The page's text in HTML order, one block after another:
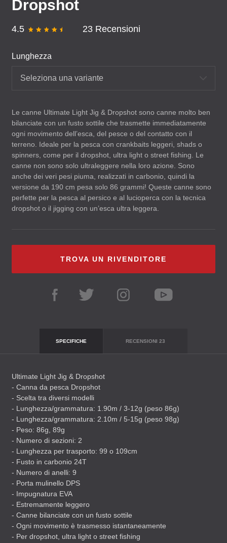
Dropshot
4.5 23 Recensioni
Lunghezza
Seleziona una variante
Le canne Ultimate Light Jig & Dropshot sono canne molto ben
bilanciate con un fusto sottile che trasmette immediatamente
ogni movimento dell’esca, del pesce o del contatto con il
terreno. Ideale per la pesca con crankbaits leggeri, shads o
spinners, come per il dropshot, ultra light o street fishing. Le
canne non sono solo ultraleggere nella loro azione. Sono
anche dei veri pesi piuma, realizzati in carbonio, quindi la
versione da 190 cm pesa solo 86 grammi! Queste canne sono
perfette per la pesca al persico e al lucioperca con la tecnica
dropshot o il jigging con un’esca ultra leggera.
TROVA UN RIVENDITORE
SPECIFICHE RECENSIONI 23
Ultimate Light Jig & Dropshot
- Canna da pesca Dropshot
- Scelta tra diversi modelli
- Lunghezza/grammatura: 1.90m / 3-12g (peso 86g)
- Lunghezza/grammatura: 2.10m / 5-15g (peso 98g)
- Peso: 86g, 89g
- Numero di sezioni: 2
- Lunghezza per trasporto: 99 o 109cm
- Fusto in carbonio 24T
- Numero di anelli: 9
- Porta mulinello DPS
- Impugnatura EVA
- Estremamente leggero
- Canne bilanciate con un fusto sottile
- Ogni movimento è trasmesso istantaneamente
- Per dropshot, ultra light o street fishing